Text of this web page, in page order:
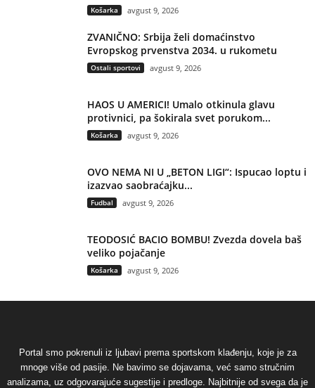
Košarka avgust 9, 2026
ZVANIČNO: Srbija želi domaćinstvo
Evropskog prvenstva 2034. u rukometu
Ostali sportovi avgust 9, 2026
HAOS U AMERICI! Umalo otkinula glavu
protivnici, pa šokirala svet porukom...
Košarka avgust 9, 2026
OVO NEMA NI U „BETON LIGI“: Ispucao loptu i
izazvao saobraćajku...
Fudbal avgust 9, 2026
TEODOSIĆ BACIO BOMBU! Zvezda dovela baš
veliko pojačanje
Košarka avgust 9, 2026
Portal smo pokrenuli iz ljubavi prema sportskom klađenju, koje je za
mnoge više od pasije. Ne bavimo se dojavama, već samo stručnim
analizama, uz odgovarajuće sugestije i predloge. Najbitnije od svega da je